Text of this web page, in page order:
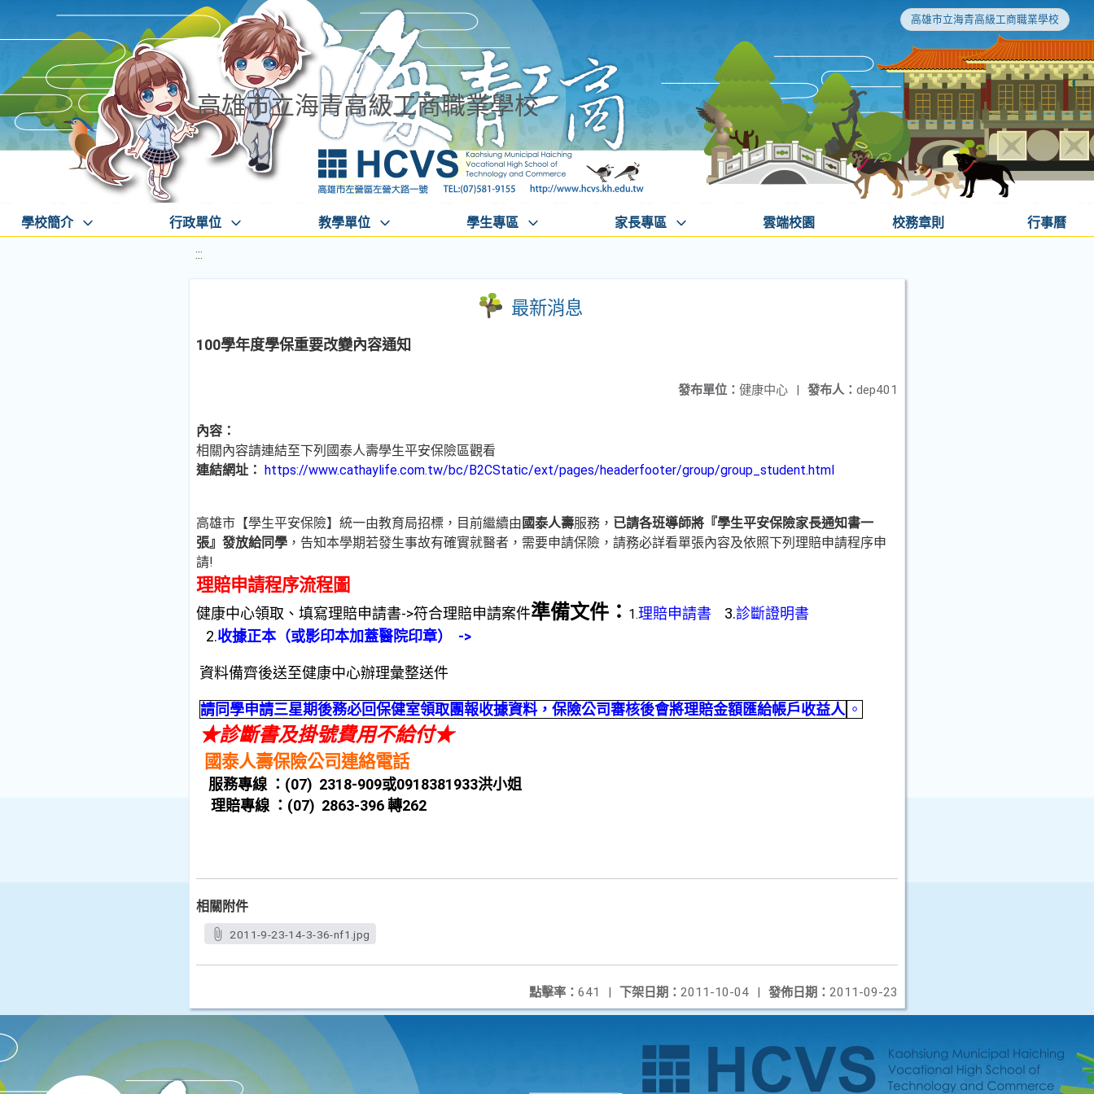
高雄市立海青高級工商職業學校
高雄市立海青高級工商職業學校
學校簡介 行政單位 教學單位 學生專區 家長專區 雲端校園 校務章則 行事曆
:::
最新消息
100學年度學保重要改變內容通知
發布人： dep401
發布單位： 健康中心 |
內容：
相關內容請連結至下列國泰人壽學生平安保險區觀看
連結網址： https://www.cathaylife.com.tw/bc/B2CStatic/ext/pages/headerfooter/group/group_student.html
高雄市【學生平安保險】統一由教育局招標，目前繼續由 國泰人壽服務， 已請各班導師將『學生平安保險家長通知書一
張』發放給同學 ，告知本學期若發生事故有確實就醫者，需要申請保險，請務必詳看單張內容及依照下列理賠申請程序申
請!
理賠申請程序流程圖
健康中心領取、填寫理賠申請書->符合理賠申請案件準備文件： 1.理賠申請書 3.診斷證明書
2.收據正本（或影印本加蓋醫院印章） ->
資料備齊後送至健康中心辦理彙整送件
請同學申請三星期後務必回保健室領取團報收據資料，保險公司審核後會將理賠金額匯給帳戶收益人 。
★診斷書及掛號費用不給付★
國泰人壽保險公司連絡電話
服務專線 ：(07) 2318-909或0918381933洪小姐
理賠專線 ：(07) 2863-396 轉262
相關附件
2011-9-23-14-3-36-nf1.jpg
發佈日期： 2011-09-23
下架日期： 2011-10-04 |
點擊率： 641 |